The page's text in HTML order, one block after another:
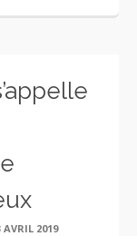
AVRIL 2019